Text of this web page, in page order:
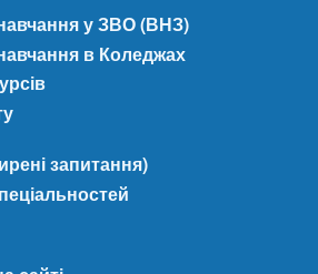
у ЗВО (ВНЗ)
в Коледжах
запитання)